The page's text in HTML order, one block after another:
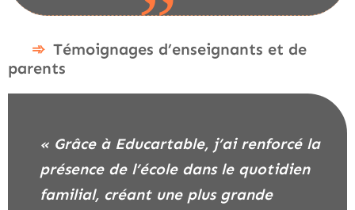
Témoignages d’enseignants et de
parents
« Grâce à Educartable, j’ai renforcé la
présence de l’école dans le quotidien
familial, créant une plus grande